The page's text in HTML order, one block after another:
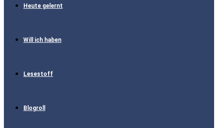
Heute gelernt
Will ich haben
Lesestoff
Blogroll